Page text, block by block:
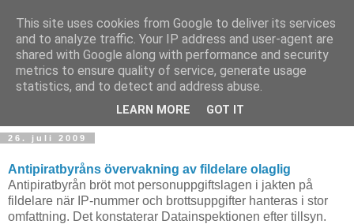
Teknologinyheter
26. juli 2009
Antipiratbyråns övervakning av fildelare olaglig
Antipiratbyrån bröt mot personuppgiftslagen i jakten på
fildelare när IP-nummer och brottsuppgifter hanteras i stor
omfattning. Det konstaterar Datainspektionen efter tillsyn.
This site uses cookies from Google to deliver its services
and to analyze traffic. Your IP address and user-agent are
shared with Google along with performance and security
metrics to ensure quality of service, generate usage
statistics, and to detect and address abuse.
LEARN MORE GOT IT